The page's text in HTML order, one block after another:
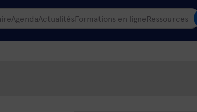
AgendaActualitésFormations en ligneRessources